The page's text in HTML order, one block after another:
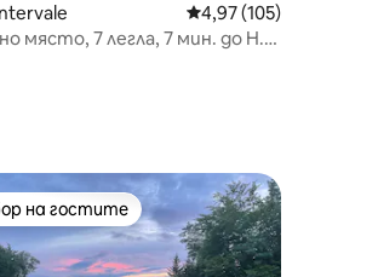
5, 171 отзива Средна оценка: 4,97
4,97 (105)
място, 7 легла, 7 мин. до Н.
избор на гостите
на гостите